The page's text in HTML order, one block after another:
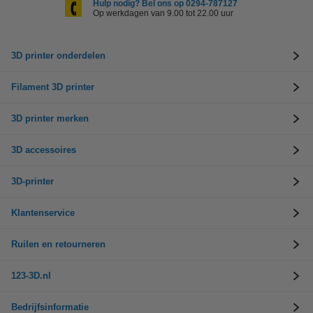
Hulp nodig? Bel ons op 0294-787127
Op werkdagen van 9.00 tot 22.00 uur
3D printer onderdelen
Filament 3D printer
3D printer merken
3D accessoires
3D-printer
Klantenservice
Ruilen en retourneren
123-3D.nl
Bedrijfsinformatie